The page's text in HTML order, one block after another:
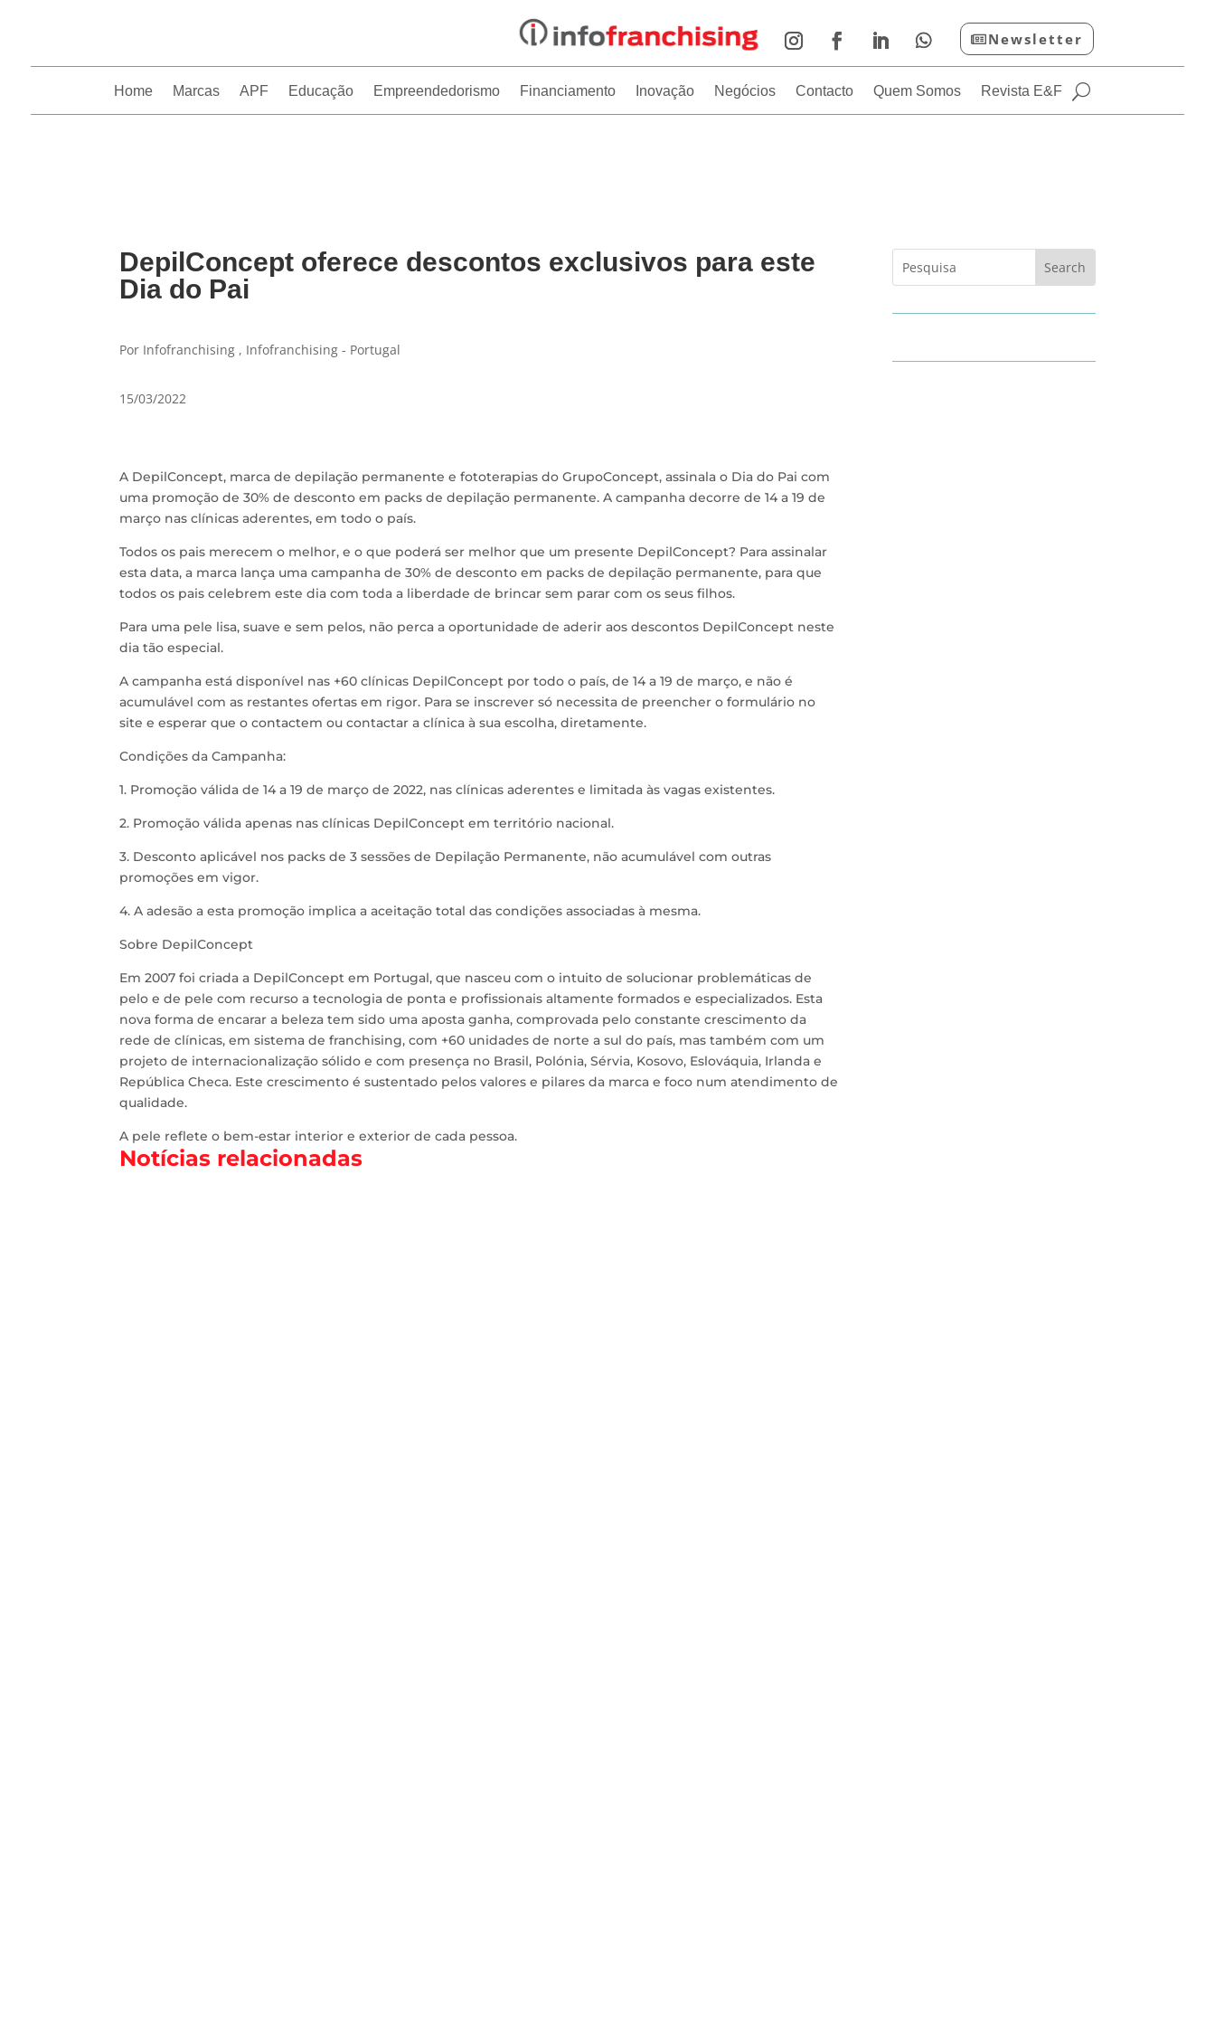
Newsletter
Home Marcas APF Educação Empreendedorismo Financiamento Inovação Negócios Contacto Quem Somos Revista E&F
DepilConcept oferece descontos exclusivos para este
Dia do Pai
Por Infofranchising , Infofranchising - Portugal
15/03/2022
A DepilConcept, marca de depilação permanente e fototerapias do GrupoConcept, assinala o Dia do Pai com
uma promoção de 30% de desconto em packs de depilação permanente. A campanha decorre de 14 a 19 de
março nas clínicas aderentes, em todo o país.
Todos os pais merecem o melhor, e o que poderá ser melhor que um presente DepilConcept? Para assinalar
esta data, a marca lança uma campanha de 30% de desconto em packs de depilação permanente, para que
todos os pais celebrem este dia com toda a liberdade de brincar sem parar com os seus filhos.
Para uma pele lisa, suave e sem pelos, não perca a oportunidade de aderir aos descontos DepilConcept neste
dia tão especial.
A campanha está disponível nas +60 clínicas DepilConcept por todo o país, de 14 a 19 de março, e não é
acumulável com as restantes ofertas em rigor. Para se inscrever só necessita de preencher o formulário no
site e esperar que o contactem ou contactar a clínica à sua escolha, diretamente.
Condições da Campanha:
1. Promoção válida de 14 a 19 de março de 2022, nas clínicas aderentes e limitada às vagas existentes.
2. Promoção válida apenas nas clínicas DepilConcept em território nacional.
3. Desconto aplicável nos packs de 3 sessões de Depilação Permanente, não acumulável com outras
promoções em vigor.
4. A adesão a esta promoção implica a aceitação total das condições associadas à mesma.
Sobre DepilConcept
Em 2007 foi criada a DepilConcept em Portugal, que nasceu com o intuito de solucionar problemáticas de
pelo e de pele com recurso a tecnologia de ponta e profissionais altamente formados e especializados. Esta
nova forma de encarar a beleza tem sido uma aposta ganha, comprovada pelo constante crescimento da
rede de clínicas, em sistema de franchising, com +60 unidades de norte a sul do país, mas também com um
projeto de internacionalização sólido e com presença no Brasil, Polónia, Sérvia, Kosovo, Eslováquia, Irlanda e
República Checa. Este crescimento é sustentado pelos valores e pilares da marca e foco num atendimento de
qualidade.
A pele reflete o bem-estar interior e exterior de cada pessoa.
Notícias relacionadas